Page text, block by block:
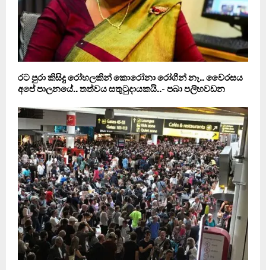
රට පුරා කිසිදු රෝහලකින් කොරෝනා රෝගීන් නෑ.. වෛරසය
අපේ පාලනයේ.. තත්වය සතුටුදායකයි..- පබා පලිහවඩන